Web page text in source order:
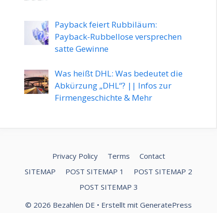
Payback feiert Rubbiläum:
Payback-Rubbellose versprechen
satte Gewinne
Was heißt DHL: Was bedeutet die
Abkürzung „DHL“? || Infos zur
Firmengeschichte & Mehr
Privacy Policy Terms
Contact
SITEMAP
POST SITEMAP 1
POST SITEMAP 2
POST SITEMAP 3
© 2026 Bezahlen DE • Erstellt mit GeneratePress